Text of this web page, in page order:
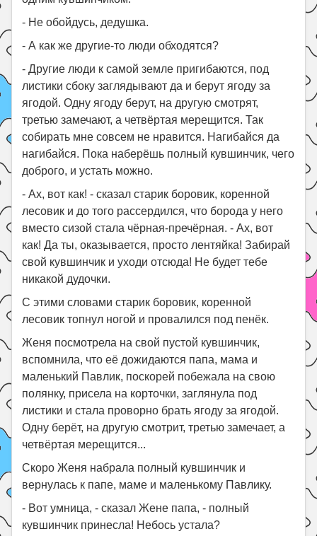
- Не обойдусь, дедушка.
- А как же другие-то люди обходятся?
- Другие люди к самой земле пригибаются, под
листики сбоку заглядывают да и берут ягоду за
ягодой. Одну ягоду берут, на другую смотрят,
третью замечают, а четвёртая мерещится. Так
собирать мне совсем не нравится. Нагибайся да
нагибайся. Пока наберёшь полный кувшинчик, чего
доброго, и устать можно.
- Ах, вот как! - сказал старик боровик, коренной
лесовик и до того рассердился, что борода у него
вместо сизой стала чёрная-пречёрная. - Ах, вот
как! Да ты, оказывается, просто лентяйка! Забирай
свой кувшинчик и уходи отсюда! Не будет тебе
никакой дудочки.
С этими словами старик боровик, коренной
лесовик топнул ногой и провалился под пенёк.
Женя посмотрела на свой пустой кувшинчик,
вспомнила, что её дожидаются папа, мама и
маленький Павлик, поскорей побежала на свою
полянку, присела на корточки, заглянула под
листики и стала проворно брать ягоду за ягодой.
Одну берёт, на другую смотрит, третью замечает, а
четвёртая мерещится...
Скоро Женя набрала полный кувшинчик и
вернулась к папе, маме и маленькому Павлику.
- Вот умница, - сказал Жене папа, - полный
кувшинчик принесла! Небось устала?